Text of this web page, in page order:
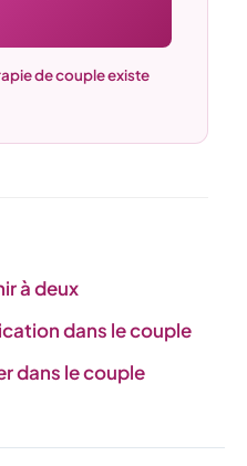
de couple existe
à deux
dans le couple
dans le couple